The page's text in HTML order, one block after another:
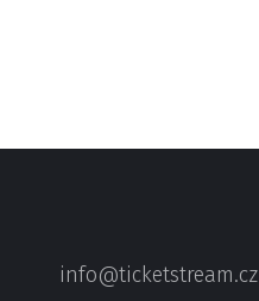
info@ticketstream.cz